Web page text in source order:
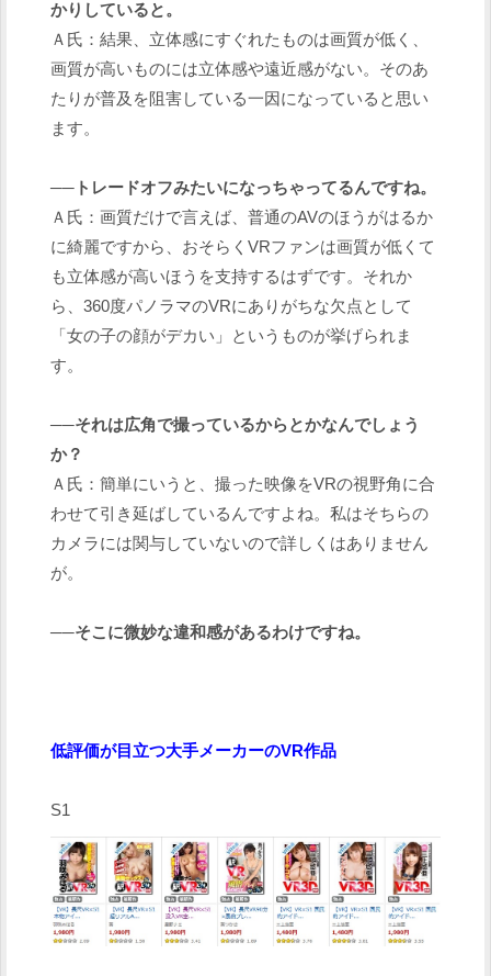
かりしていると。
Ａ氏：結果、立体感にすぐれたものは画質が低く、
画質が高いものには立体感や遠近感がない。そのあ
たりが普及を阻害している一因になっていると思い
ます。
──トレードオフみたいになっちゃってるんですね。
Ａ氏：画質だけで言えば、普通のAVのほうがはるか
に綺麗ですから、おそらくVRファンは画質が低くて
も立体感が高いほうを支持するはずです。それか
ら、360度パノラマのVRにありがちな欠点として
「女の子の顔がデカい」というものが挙げられま
す。
──それは広角で撮っているからとかなんでしょう
か？
Ａ氏：簡単にいうと、撮った映像をVRの視野角に合
わせて引き延ばしているんですよね。私はそちらの
カメラには関与していないので詳しくはありません
が。
──そこに微妙な違和感があるわけですね。
低評価が目立つ大手メーカーのVR作品
S1